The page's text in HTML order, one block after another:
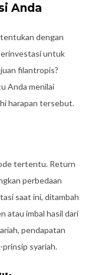
Anda
dengan
untuk
filantropis?
Anda menilai
harapan tersebut.
tertentu. Return
perbedaan
saat ini, ditambah
atau imbal hasil dari
pendapatan
syariah.